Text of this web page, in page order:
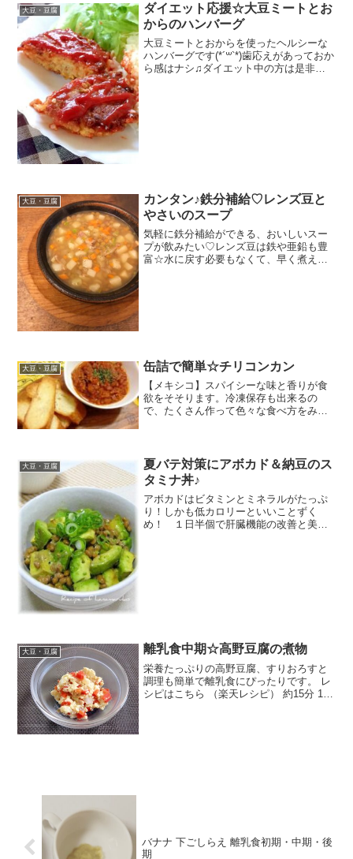
大豆・豆腐
ダイエット応援☆大豆ミートとお
からのハンバーグ
大豆ミートとおからを使ったヘルシーな
ハンバーグです(*´꒳`*)歯応えがあっておか
ら感はナシ♫ダイエット中の方は是非お
大豆・豆腐
カンタン♪鉄分補給♡レンズ豆と
やさいのスープ
気軽に鉄分補給ができる、おいしいスー
プが飲みたい♡レンズ豆は鉄や亜鉛も豊
富☆水に戻す必要もなくて、早く煮える
大豆・豆腐 缶詰で簡単☆チリコンカン
【メキシコ】スパイシーな味と香りが食
欲をそそります。冷凍保存も出来るの
で、たくさん作って色々な食べ方をみつ
リパウダー...
大豆・豆腐
夏バテ対策にアボカド＆納豆のス
タミナ丼♪
アボカドはビタミンとミネラルがたっぷ
り！しかも低カロリーといいことずく
め！ １日半個で肝臓機能の改善と美肌
大豆・豆腐 離乳食中期☆高野豆腐の煮物
栄養たっぷりの高野豆腐、すりおろすと
調理も簡単で離乳食にぴったりです。 レ
シピはこちら （楽天レシピ） 約15分 100
バナナ 下ごしらえ 離乳食初期・中期・後
期